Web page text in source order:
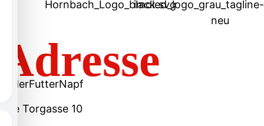
Adresse
PaderFutterNapf
Alte Torgasse 10